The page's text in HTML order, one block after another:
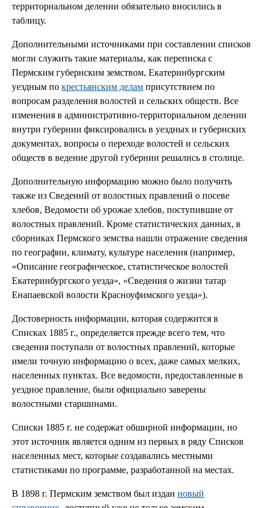
территориальном делении обязательно вносились в
таблицу.
Дополнительными источниками при составлении списков
могли служить такие материалы, как переписка с
Пермским губернским земством, Екатеринбургским
уездным по крестьянским делам присутствием по
вопросам разделения волостей и сельских обществ. Все
изменения в административно-территориальном делении
внутри губернии фиксировались в уездных и губернских
документах, вопросы о переходе волостей и сельских
обществ в ведение другой губернии решались в столице.
Дополнительную информацию можно было получить
также из Сведений от волостных правлений о посеве
хлебов, Ведомости об урожае хлебов, поступившие от
волостных правлений. Кроме статистических данных, в
сборниках Пермского земства нашли отражение сведения
по географии, климату, культуре населения (например,
«Описание географическое, статистическое волостей
Екатеринбургского уезда», «Сведения о жизни татар
Енапаевской волости Красноуфимского уезда»).
Достоверность информации, которая содержится в
Списках 1885 г., определяется прежде всего тем, что
сведения поступали от волостных правлений, которые
имели точную информацию о всех, даже самых мелких,
населенных пунктах. Все ведомости, предоставленные в
уездное правление, были официально заверены
волостными старшинами.
Списки 1885 г. не содержат обширной информации, но
этот источник является одним из первых в ряду Списков
населенных мест, которые создавались местными
статистиками по программе, разработанной на местах.
В 1898 г. Пермским земством был издан новый